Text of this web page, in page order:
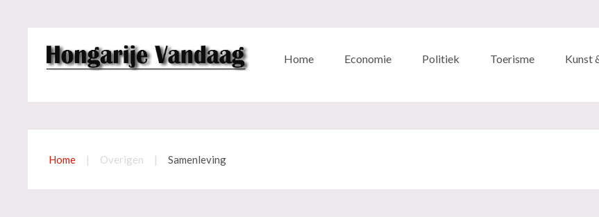
Home Economie Politiek Toerisme Kunst
Home Overigen Samenleving